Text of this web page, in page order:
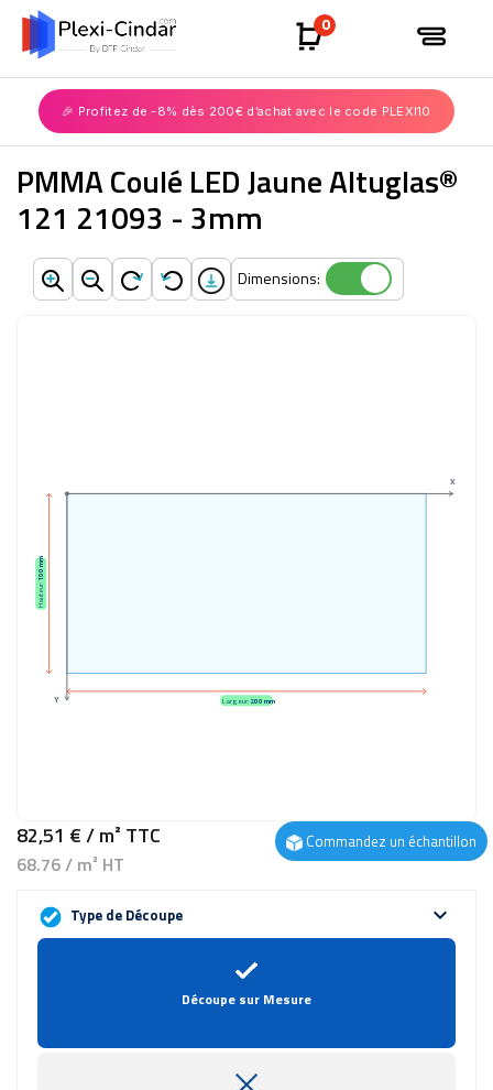
🎉 Profitez de -8% dès 200€ d’achat avec le code PLEXI10
0
PMMA Coulé LED Jaune Altuglas®
121 21093 - 3mm
Dimensions:
Dimensions:
Largeur:200 mm
Hauteur:
100 mm
X
Y
82,51 €/ m² TTC
68.76 / m² HT
Commandez un échantillon
Type de Découpe expand_more
Découpe sur Mesure